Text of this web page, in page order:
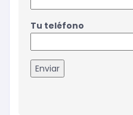
Tu teléfono